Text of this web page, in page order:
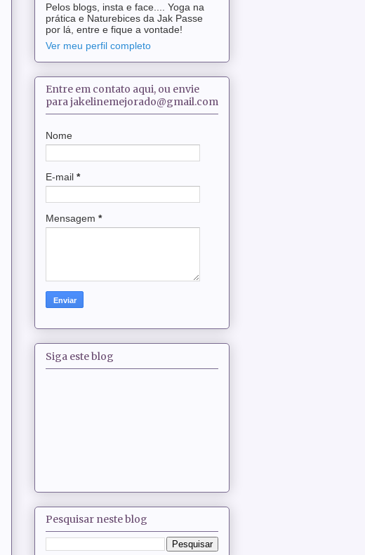
Pelos blogs, insta e face.... Yoga na
prática e Naturebices da Jak Passe
por lá, entre e fique a vontade!
Ver meu perfil completo
Entre em contato aqui, ou envie
para jakelinemejorado@gmail.com
Nome
E-mail *
Mensagem *
Siga este blog
Pesquisar neste blog